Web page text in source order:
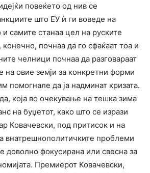
повеќето од нив се
што ЕУ ѝ ги воведе на
самите станаа цел на руските
почнаа да го сфаќаат тоа и
челници почнаа да разговараат
на овие земји за конкретни форми
помогнале да ја надминат кризата.
која во очекување на тешка зима
на буџетот, како што се изрази
Ковачевски, под притисок и на
внатрешнополитичките проблеми
доволно фокусирана или свесна за
Премиерот Ковачевски,